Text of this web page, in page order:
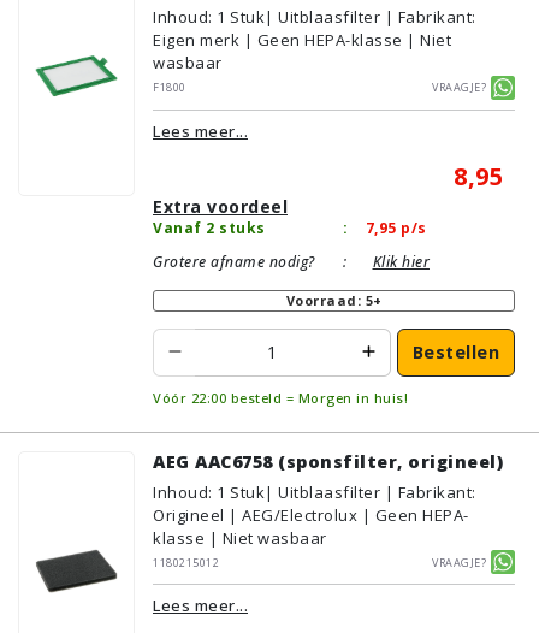
Inhoud: 1 Stuk| Uitblaasfilter | Fabrikant:
Eigen merk | Geen HEPA-klasse | Niet
wasbaar
F1800
Vraagje?
Lees meer...
8,95
Extra voordeel
Vanaf 2 stuks : 7,95 p/s
Grotere afname nodig?
: Klik hier
Voorraad: 5+
Bestellen
Vóór 22:00 besteld = Morgen in huis!
AEG AAC6758 (sponsfilter, origineel)
Inhoud: 1 Stuk| Uitblaasfilter | Fabrikant:
Origineel | AEG/Electrolux | Geen HEPA-
klasse | Niet wasbaar
1180215012
Vraagje?
Lees meer...